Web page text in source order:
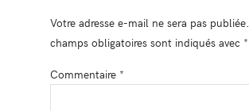
Votre adresse e-mail ne sera pas publiée.
champs obligatoires sont indiqués avec *
Commentaire *